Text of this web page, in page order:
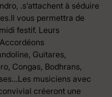
.s’attachent à séduire
vous permettra de
festif. Leurs
Guitares,
Congas, Bodhrans,
musiciens avec
créeront une